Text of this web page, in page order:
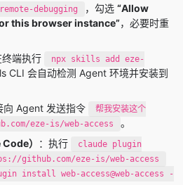
debugging ，勾选 “Allow
this browser instance”，必要时重
终端执行
npx skills add eze-
CLI 会自动检测 Agent 环境并安装到
向 Agent 发送指令
帮我安装这个
eze-is/web-access
。
）
：执行
claude plugin
github.com/eze-is/web-access
install web-access@web-access -